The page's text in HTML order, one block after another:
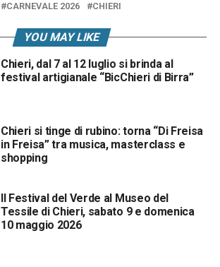
CARNEVALE 2026 CHIERI
YOU MAY LIKE
Chieri, dal 7 al 12 luglio si brinda al
festival artigianale “BicChieri di Birra”
Chieri si tinge di rubino: torna “Di Freisa
in Freisa” tra musica, masterclass e
shopping
Il Festival del Verde al Museo del
Tessile di Chieri, sabato 9 e domenica
10 maggio 2026